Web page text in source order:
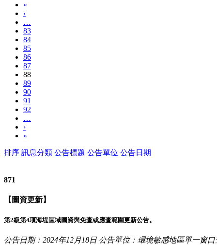
«
‹
…
83
84
85
86
87
88
89
90
91
92
…
›
»
排序 訊息分類 公告標題 公告單位 公告日期
871
【圖資更新】
第2級第4項海堤區域圖資與免查或應查範圍更新公告。
公告日期：2024年12月18日 公告單位：環境敏感地區單一窗